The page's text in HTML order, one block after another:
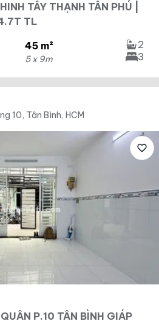
TÂY THẠNH TÂN PHÚ |
TL
45 m²
5 x 9m
2
3
10, Tân Bình, HCM
P.10 TÂN BÌNH GIÁP